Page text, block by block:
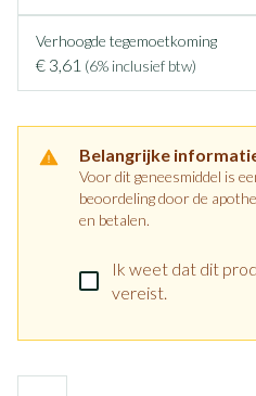
Verhoogde tegemoetkoming
€ 3,61 (6% inclusief btw)
Belangrijke
Voor dit geneesmiddel is
beoordeling door de
en betalen.
Ik weet dat dit
vereist.